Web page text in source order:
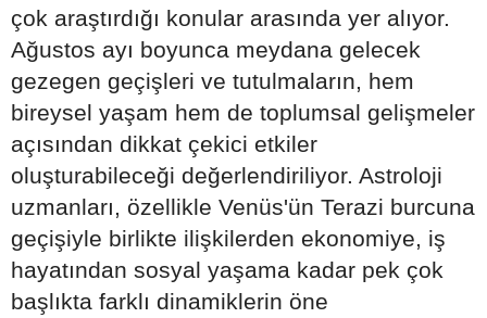
çok araştırdığı konular arasında yer alıyor.
Ağustos ayı boyunca meydana gelecek
gezegen geçişleri ve tutulmaların, hem
bireysel yaşam hem de toplumsal gelişmeler
açısından dikkat çekici etkiler
oluşturabileceği değerlendiriliyor. Astroloji
uzmanları, özellikle Venüs'ün Terazi burcuna
geçişiyle birlikte ilişkilerden ekonomiye, iş
hayatından sosyal yaşama kadar pek çok
başlıkta farklı dinamiklerin öne